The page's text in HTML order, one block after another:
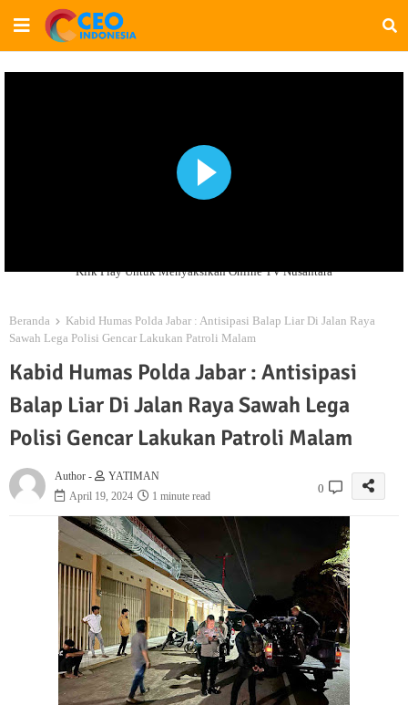
Klik Play Untuk Menyaksikan Online TV Nusantara
Beranda
Kabid Humas Polda Jabar : Antisipasi Balap Liar Di Jalan Raya
Sawah Lega Polisi Gencar Lakukan Patroli Malam
Kabid Humas Polda Jabar : Antisipasi
Balap Liar Di Jalan Raya Sawah Lega
Polisi Gencar Lakukan Patroli Malam
Author -
YATIMAN
April 19, 2024
1 minute read
0